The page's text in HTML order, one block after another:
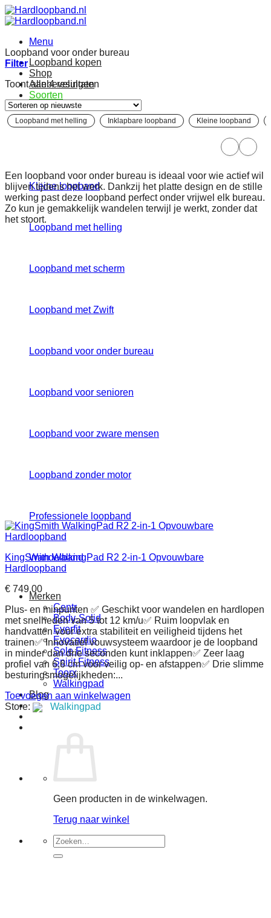
Ga
naar
Menu
Loopband kopen
Shop
Aanbevelingen
Soorten
Kleine loopband
Loopband met helling
Loopband met scherm
Loopband met Zwift
Loopband voor onder bureau
Loopband voor senioren
Loopband voor zware mensen
Loopband zonder motor
Professionele loopband
Wandelband
Merken
Centr
Body-Solid
Everfit
Evocardio
Sole Fitness
Spirit Fitness
Toorx
Walkingpad
Blog
Geen producten in de winkelwagen.
Terug naar winkel
Zoeken
naar:
Loopband voor onder bureau
Filter
Toont alle 4 resultaten
nieuwste
Loopband met helling Inklapbare loopband Kleine loopband
Een loopband voor onder bureau is ideaal voor wie actief wil
blijven tijdens het werk. Dankzij het platte design en de stille
werking past deze loopband perfect onder vrijwel elk bureau.
Zo kun je gemakkelijk wandelen terwijl je werkt, zonder dat
het stoort.
Ja(19)
0 tot 15 niveau(3)
3 niveaus(1)
Met Hellingshoek(34)
Nee(12)
Zonder Hellingshoek(6)
Apps
APP Ready 3.0(4)
Geen(11)
iConsole+(3)
Kinomap(21)
WalkingPad app(1)
Zwift(14)
KingSmith WalkingPad R2 2-in-1 Opvouwbare
Hardloopband
€ 749.00
Plus- en minpunten ✅ Geschikt voor wandelen en hardlopen
met snelheden van 5 tot 12 km/u✅ Ruim loopvlak en
handvatten voor extra stabiliteit en veiligheid tijdens het
trainen✅ Innovatief vouwsysteem waardoor je de loopband
in minder dan drie seconden kunt inklappen✅ Zeer laag
profiel van 6,6 cm voor veilig op- en afstappen✅ Drie slimme
besturingsmogelijkheden:...
Toevoegen aan winkelwagen
Store:
Walkingpad